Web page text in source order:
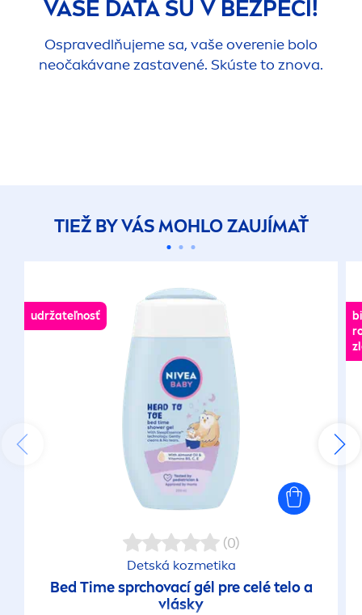
VAŠE DÁTA SÚ V BEZPEČÍ!
Ospravedlňujeme sa, vaše overenie bolo
neočakávane zastavené. Skúste to znova.
TIEŽ BY VÁS MOHLO ZAUJÍMAŤ
udržateľnosť
(0)
Detská kozmetika
Bed Time sprchovací gél pre celé telo a
vlásky